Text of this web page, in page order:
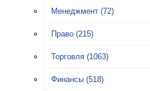
Менеджмент (72)
Право (215)
Торговля (1063)
Финансы (518)